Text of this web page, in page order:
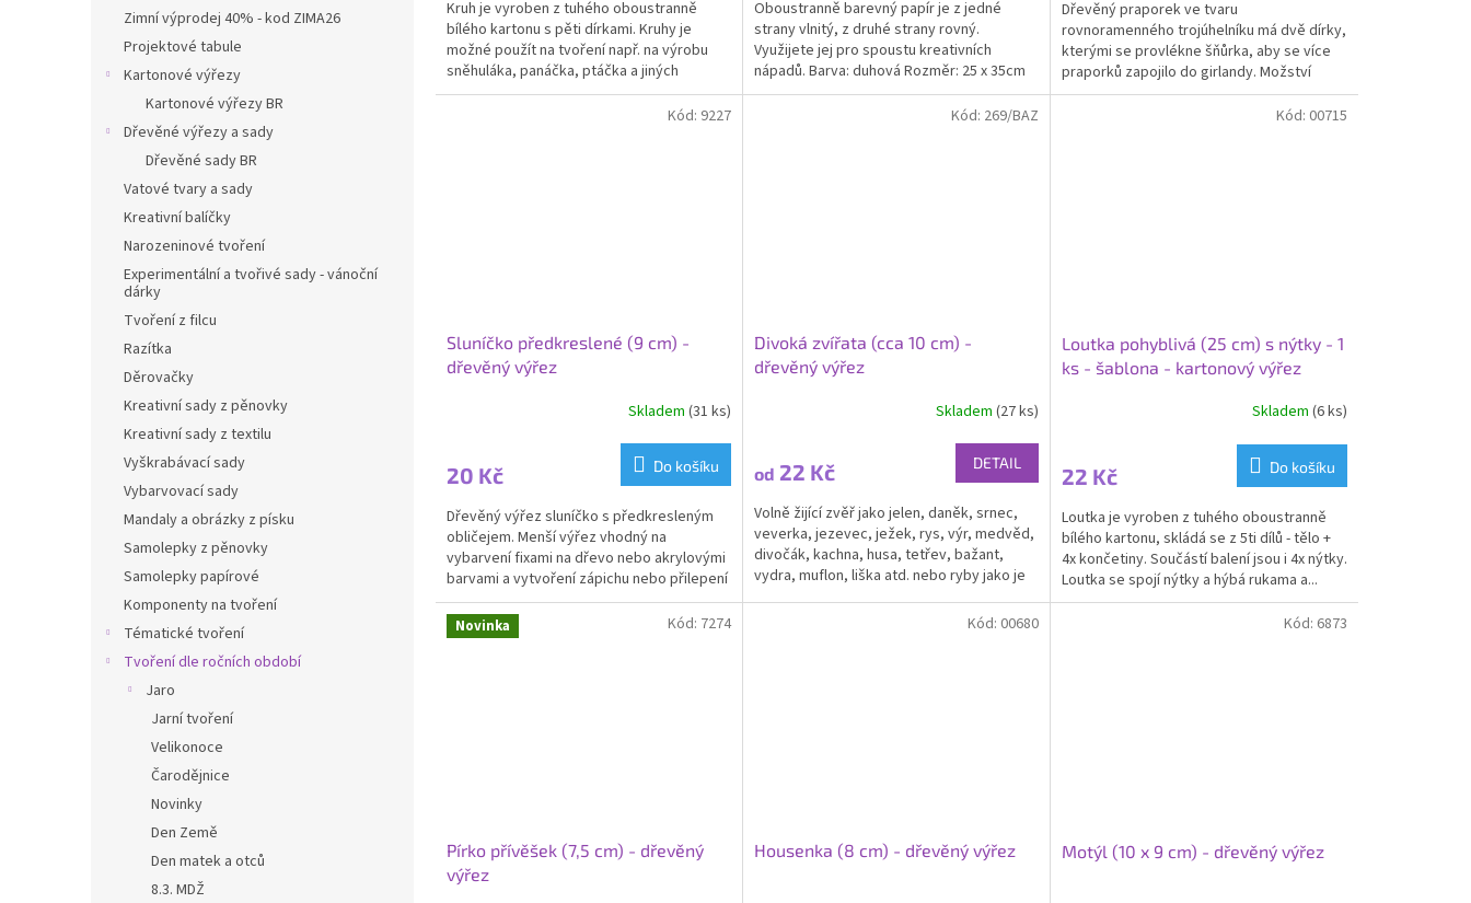
Zimní výprodej 40% - kod ZIMA26
Projektové tabule
Kartonové výřezy
Kartonové výřezy BR
Dřevěné výřezy a sady
Dřevěné sady BR
Vatové tvary a sady
Kreativní balíčky
Narozeninové tvoření
Experimentální a tvořivé sady - vánoční
dárky
Tvoření z filcu
Razítka
Děrovačky
Kreativní sady z pěnovky
Kreativní sady z textilu
Vyškrabávací sady
Vybarvovací sady
Mandaly a obrázky z písku
Samolepky z pěnovky
Samolepky papírové
Komponenty na tvoření
Tématické tvoření
Tvoření dle ročních období
Jaro
Jarní tvoření
Velikonoce
Čarodějnice
Novinky
Den Země
Den matek a otců
8.3. MDŽ
Kruh je vyroben z tuhého oboustranně
bílého kartonu s pěti dírkami. Kruhy je
možné použít na tvoření např. na výrobu
sněhuláka, panáčka, ptáčka a jiných
zvířátek. Lze dozdobit...
Oboustranně barevný papír je z jedné
strany vlnitý, z druhé strany rovný.
Využijete jej pro spoustu kreativních
nápadů. Barva: duhová Rozměr: 25 x 35cm
Dřevěný praporek ve tvaru
rovnoramenného trojúhelníku má dvě dírky,
kterými se provlékne šňůrka, aby se více
praporků zapojilo do girlandy. Možství
praporků je na Vašem výběru....
Sluníčko předkreslené (9 cm) -
dřevěný výřez
Skladem (31 ks)
20 Kč Do košíku
Dřevěný výřez sluníčko s předkresleným
obličejem. Menší výřez vhodný na
vybarvení fixami na dřevo nebo akrylovými
barvami a vytvoření zápichu nebo přilepení
kolíčku. Velikost 9 cm
Kód: 9227
Divoká zvířata (cca 10 cm) -
dřevěný výřez
Skladem (27 ks)
od 22 Kč DETAIL
Volně žijící zvěř jako jelen, daněk, srnec,
veverka, jezevec, ježek, rys, výr, medvěd,
divočák, kachna, husa, tetřev, bažant,
vydra, muflon, liška atd. nebo ryby jako je
štika a...
Kód: 269/BAZ
Loutka pohyblivá (25 cm) s nýtky - 1
ks - šablona - kartonový výřez
je
z
5
hvězdiček.
Skladem (6 ks)
22 Kč Do košíku
Loutka je vyroben z tuhého oboustranně
bílého kartonu, skládá se z 5ti dílů - tělo +
4x končetiny. Součástí balení jsou i 4x nýtky.
Loutka se spojí nýtky a hýbá rukama a...
Kód: 00715
Novinka
Pírko přívěšek (7,5 cm) - dřevěný
výřez
Kód: 7274
Housenka (8 cm) - dřevěný výřez
Kód: 00680
Motýl (10 x 9 cm) - dřevěný výřez
Kód: 6873